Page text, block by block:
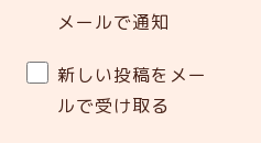
メールで通知
新しい投稿をメー
ルで受け取る